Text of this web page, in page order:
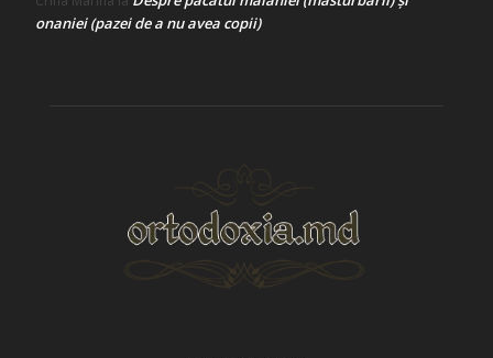
onaniei (pazei de a nu avea copii)